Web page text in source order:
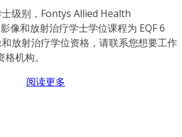
级别，Fontys Allied Health
像和放射治疗学士学位课程为 EQF 6
放射治疗学位资格，请联系您想要工作
机构。
阅读更多